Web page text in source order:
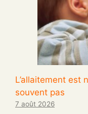
L’allaitement est
souvent pas
7 août 2026